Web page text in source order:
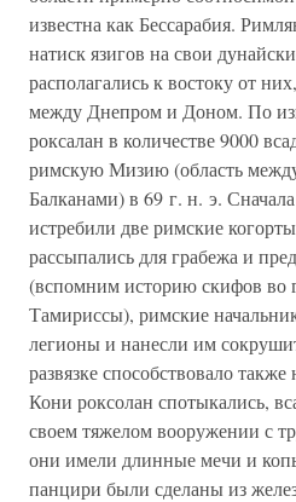
известна как Бессарабия.
натиск язигов на свои
располагались к востоку от
между Днепром и Доном. По
роксалан в количестве 9000
римскую Мизию (область
Балканами) в 69 г. н. э.
истребили две римские
рассыпались для грабежа и
(вспомним историю скифов во
Тамириссы), римские
легионы и нанесли им
развязке способствовало
Кони роксолан спотыкались,
своем тяжелом вооружении с
они имели длинные мечи и
панцири были сделаны из